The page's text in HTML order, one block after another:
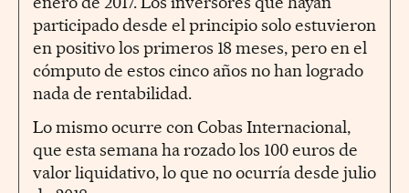
participado desde el principio solo estuvieron
en positivo los primeros 18 meses, pero en el
cómputo de estos cinco años no han logrado
nada de rentabilidad.
Lo mismo ocurre con Cobas Internacional,
que esta semana ha rozado los 100 euros de
valor liquidativo, lo que no ocurría desde julio